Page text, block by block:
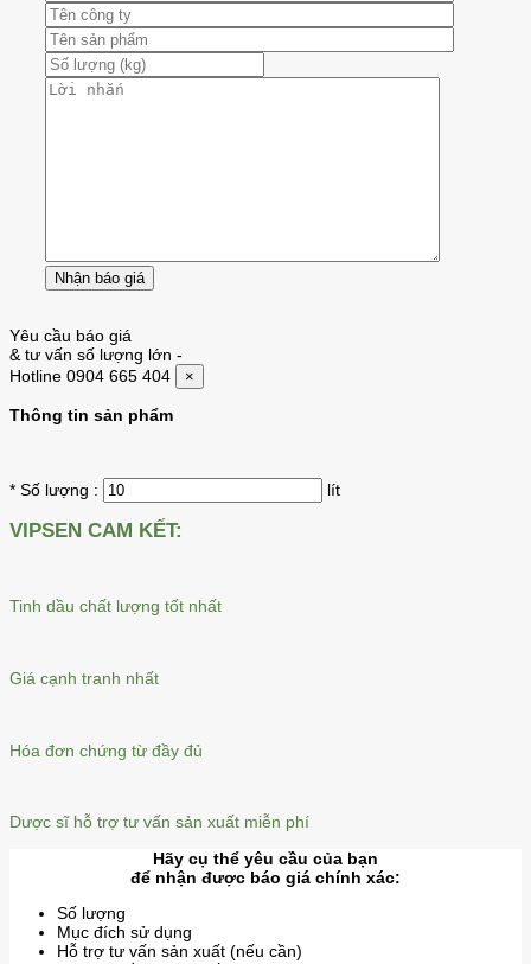
Yêu cầu báo giá
& tư vấn số lượng lớn -
Hotline 0904 665 404
×
Thông tin sản phẩm
* Số lượng : lít
VIPSEN CAM KẾT:
Tinh dầu chất lượng tốt nhất
Giá cạnh tranh nhất
Hóa đơn chứng từ đầy đủ
Dược sĩ hỗ trợ tư vấn sản xuất miễn phí
Hãy cụ thể yêu cầu của bạn
để nhận được báo giá chính xác:
Số lượng
Mục đích sử dụng
Hỗ trợ tư vấn sản xuất (nếu cần)